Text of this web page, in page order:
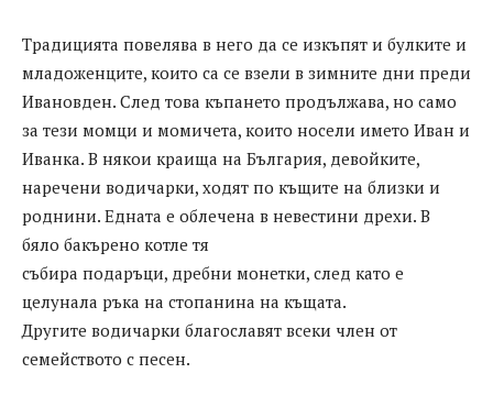
Традицията повелява в него да се изкъпят и булките и
младоженците, които са се взели в зимните дни преди
Ивановден. След това къпането продължава, но само
за тези момци и момичета, които носели името Иван и
Иванка. В някои краища на България, девойките,
наречени водичарки, ходят по къщите на близки и
роднини. Едната е облечена в невестини дрехи. В
бяло бакърено котле тя
събира подаръци, дребни монетки, след като е
целунала ръка на стопанина на къщата.
Другите водичарки благославят всеки член от
семейството с песен.